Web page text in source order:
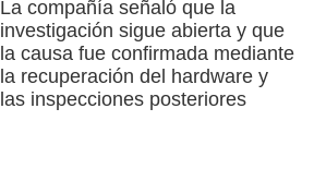
La compañía señaló que la
investigación sigue abierta y que
la causa fue confirmada mediante
la recuperación del hardware y
las inspecciones posteriores